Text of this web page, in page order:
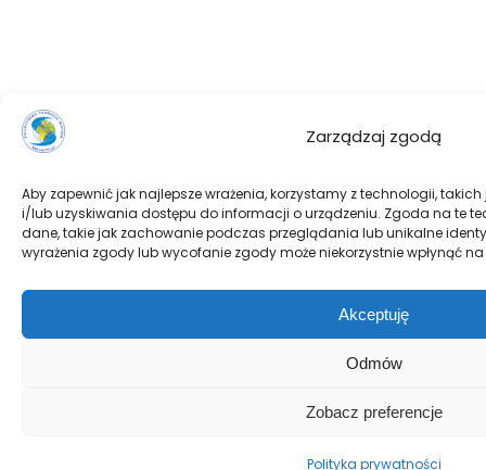
Zarządzaj zgodą
Aby zapewnić jak najlepsze wrażenia, korzystamy z technologii,
i/lub uzyskiwania dostępu do informacji o urządzeniu. Zgoda na te
dane, takie jak zachowanie podczas przeglądania lub unikalne
wyrażenia zgody lub wycofanie zgody może niekorzystnie wpłynąć
Akceptuję
Odmów
Zobacz preferencje
Polityka prywatności